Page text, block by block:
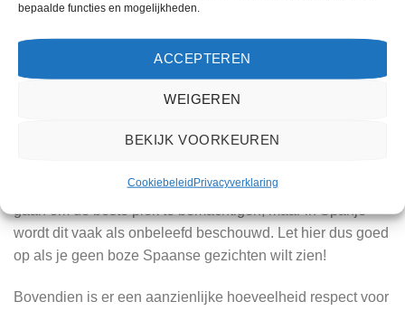
bepaalde functies en mogelijkheden.
ACCEPTEREN
WEIGEREN
BEKIJK VOORKEUREN
CookiebeleidPrivacyverklaring
ontdekken als je een bus- of treinrit maakt: de Spanjaarden
reizen. Om echt als een lokale bewoner te reizen, zou je
deze ook moeten naleven!
instappen moet letten op wie als eerste bij de halte was. Je
Nederland willen we graag zo snel mogelijk naar binnen
gaan om de beste plek te bemachtigen, maar in Spanje
wordt dit vaak als onbeleefd beschouwd. Let hier dus goed
op als je geen boze Spaanse gezichten wilt zien!
Bovendien is er een aanzienlijke hoeveelheid respect voor